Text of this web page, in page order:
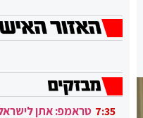
7:35 טראמפ: אתן